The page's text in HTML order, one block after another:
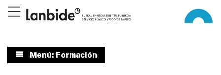
Menú: Formación